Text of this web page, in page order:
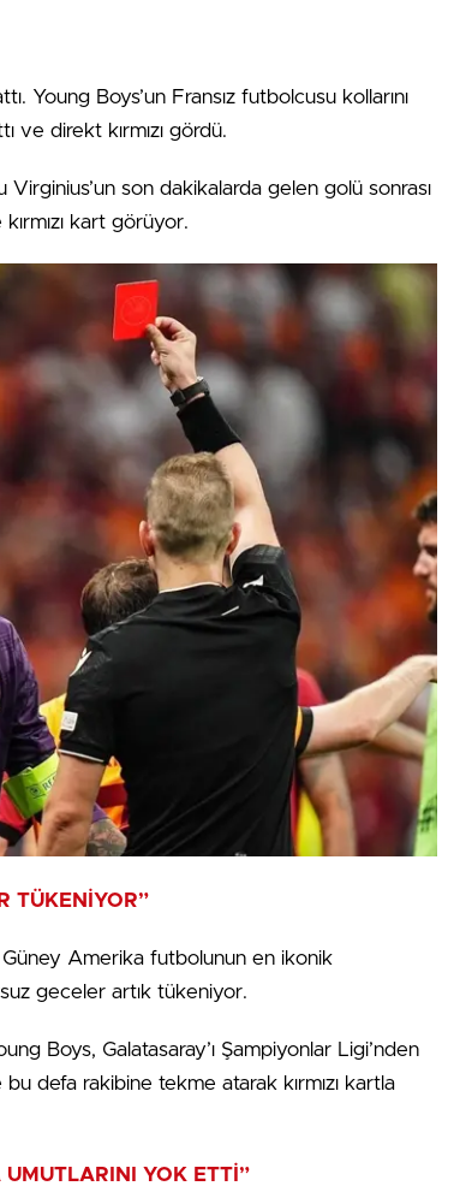
Young Boys’un Fransız futbolcusu kollarını
ve direkt kırmızı gördü.
Virginius’un son dakikalarda gelen golü sonrası
kart görüyor.
TÜKENİYOR”
Amerika futbolunun en ikonik
geceler artık tükeniyor.
Boys, Galatasaray’ı Şampiyonlar Ligi’nden
bu defa rakibine tekme atarak kırmızı kartla
UMUTLARINI YOK ETTİ”